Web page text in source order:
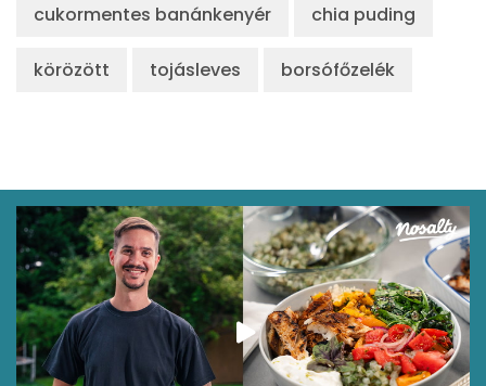
cukormentes banánkenyér chia puding
körözött tojásleves borsófőzelék